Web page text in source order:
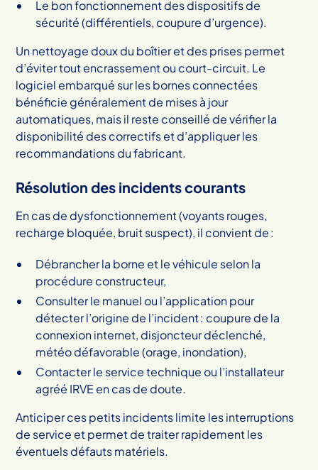
Le bon fonctionnement des dispositifs de
sécurité (différentiels, coupure d’urgence).
Un nettoyage doux du boîtier et des prises permet
d’éviter tout encrassement ou court-circuit. Le
logiciel embarqué sur les bornes connectées
bénéficie généralement de mises à jour
automatiques, mais il reste conseillé de vérifier la
disponibilité des correctifs et d’appliquer les
recommandations du fabricant.
Résolution des incidents courants
En cas de dysfonctionnement (voyants rouges,
recharge bloquée, bruit suspect), il convient de :
Débrancher la borne et le véhicule selon la
procédure constructeur,
Consulter le manuel ou l’application pour
détecter l’origine de l’incident : coupure de la
connexion internet, disjoncteur déclenché,
météo défavorable (orage, inondation),
Contacter le service technique ou l’installateur
agréé IRVE en cas de doute.
Anticiper ces petits incidents limite les interruptions
de service et permet de traiter rapidement les
éventuels défauts matériels.